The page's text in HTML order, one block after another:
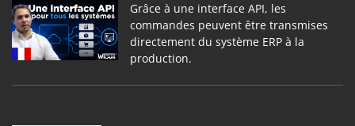
Grâce à une interface API, les
commandes peuvent être transmises
directement du système ERP à la
production.